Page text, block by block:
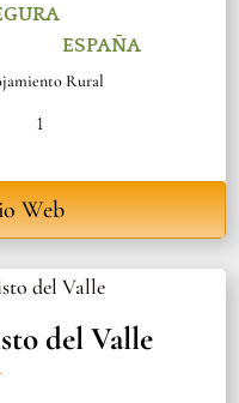
ESPAÑA
Rural
1
Web
del Valle